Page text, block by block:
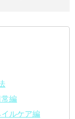
編
ルケア編